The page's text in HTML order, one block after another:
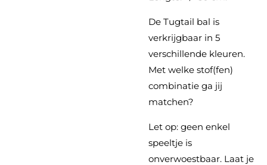
De Tugtail bal is
verkrijgbaar in 5
verschillende kleuren.
Met welke stof(fen)
combinatie ga jij
matchen?
Let op: geen enkel
speeltje is
onverwoestbaar. Laat je